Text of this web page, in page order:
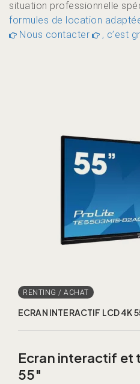
situation professionnelle
formules de location
Nous contacter
, c’est
ECRAN INTERACTIF LCD 4K
Ecran interactif et
55″